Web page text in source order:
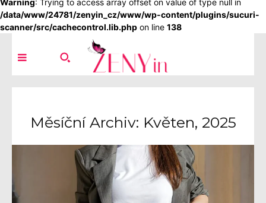
Warning: Trying to access array offset on value of type null in
/data/www/24781/zenyin_cz/www/wp-content/plugins/sucuri-
scanner/src/cachecontrol.lib.php on line 138
Měsíční Archiv: Květen, 2025